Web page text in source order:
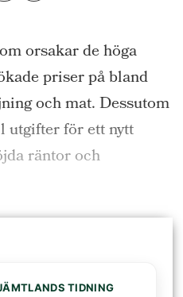
orsakar de höga
priser på bland
och mat. Dessutom
utgifter för ett nytt
räntor och
TIDNING